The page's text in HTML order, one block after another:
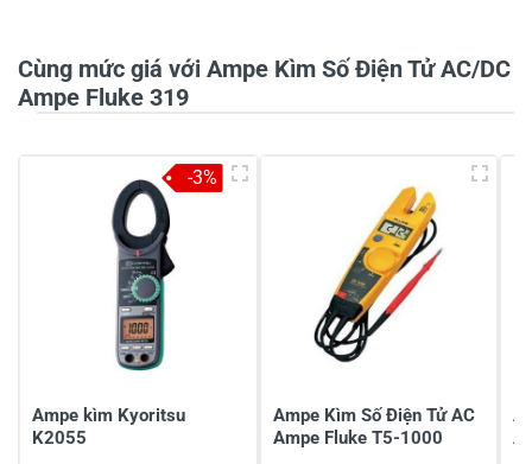
4
3
-
2
-
1
-
Chia sẻ nhận xét về sản phẩm
Viết nhận xét của bạn
Cùng mức giá với Ampe Kìm Số Điện Tử AC/DC
Ampe Fluke 319
Ampe kìm Kyoritsu
K2055
-3%
Ampe Kìm Số Điện Tử AC
Ampe Fluke T5-1000